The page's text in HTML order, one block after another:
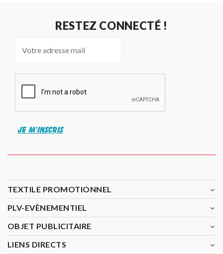
RESTEZ CONNECTÉ !
JE M'INSCRIS
TEXTILE PROMOTIONNEL
PLV-EVÈNEMENTIEL
OBJET PUBLICITAIRE
LIENS DIRECTS